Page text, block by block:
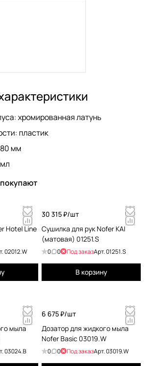
хромированная латунь
пластик
мм
Hotel Line
02012.W
30 315 ₽/шт
Сушилка для рук Nofer KAI
(матовая) 01251.S
0 0 Под заказАрт.01251.S
В корзину
мыла
03024.B
6 675 ₽/шт
Дозатор для жидкого мыла
Nofer Basic 03019.W
0 0 Под заказАрт.03019.W